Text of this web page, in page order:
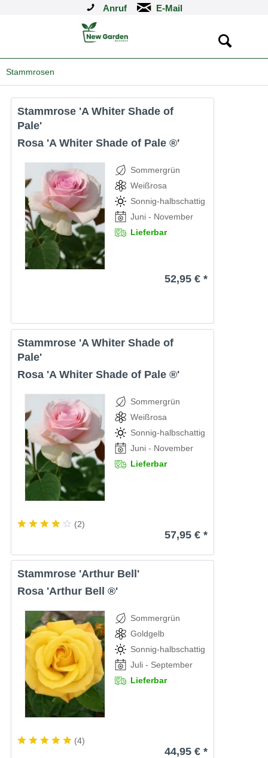
Anruf
Stammrosen
Stammrose 'A Whiter Shade of
Pale'
Rosa 'A Whiter Shade of Pale ®'
Sommergrün
Weißrosa
Sonnig-halbschattig
Juni - November
Lieferbar
52,95 € *
Stammrose 'A Whiter Shade of
Pale'
Rosa 'A Whiter Shade of Pale ®'
Sommergrün
Weißrosa
Sonnig-halbschattig
Juni - November
Lieferbar
(2)
57,95 € *
Stammrose 'Arthur Bell'
Rosa 'Arthur Bell ®'
Sommergrün
Goldgelb
Sonnig-halbschattig
Juli - September
Lieferbar
(4)
44,95 € *